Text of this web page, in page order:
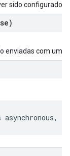
sido configurado,
enviadas com uma